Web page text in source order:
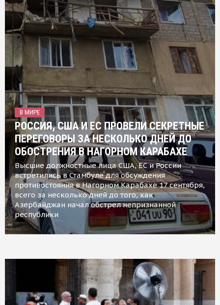
В МИРЕ
РОССИЯ, США И ЕС ПРОВЕЛИ СЕКРЕТНЫЕ
ПЕРЕГОВОРЫ ЗА НЕСКОЛЬКО ДНЕЙ ДО
ОБОСТРЕНИЯ В НАГОРНОМ КАРАБАХЕ
Высшие должностные лица США, ЕС и России
встретились в Стамбуле для обсуждения
противостояния в Нагорном Карабахе 17 сентября,
всего за несколько дней до того, как
Азербайджан начал обстрел непризнанной
республики